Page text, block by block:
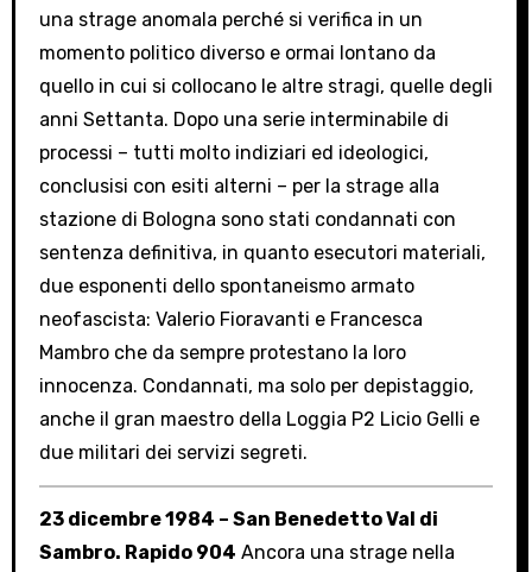
una strage anomala perché si verifica in un
momento politico diverso e ormai lontano da
quello in cui si collocano le altre stragi, quelle degli
anni Settanta. Dopo una serie interminabile di
processi – tutti molto indiziari ed ideologici,
conclusisi con esiti alterni – per la strage alla
stazione di Bologna sono stati condannati con
sentenza definitiva, in quanto esecutori materiali,
due esponenti dello spontaneismo armato
neofascista: Valerio Fioravanti e Francesca
Mambro che da sempre protestano la loro
innocenza. Condannati, ma solo per depistaggio,
anche il gran maestro della Loggia P2 Licio Gelli e
due militari dei servizi segreti.
23 dicembre 1984 – San Benedetto Val di
Sambro. Rapido 904 Ancora una strage nella